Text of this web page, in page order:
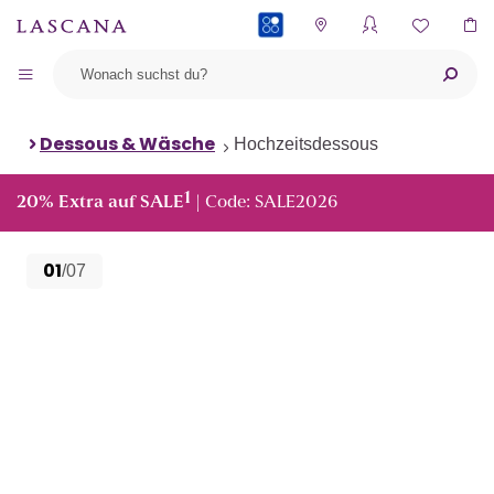
Dessous & Wäsche Hochzeitsdessous
20% Extra auf SALE1 | Code: SALE2026
01/07